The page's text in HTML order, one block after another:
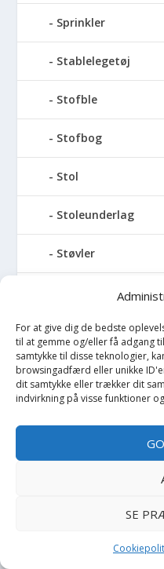
For at give dig de bedste
til at gemme og/eller få adgang
samtykke til disse teknologier,
browsingadfærd eller unikke
dit samtykke eller trækker dit
indvirkning på visse funktioner
SE
Sprinkler
Stablelegetøj
Stofble
Stofbog
Stol
Stoleunderlag
Støvler
Strømpebukser
Strømper
Sutteflaske
Suttekæde
Svømmebræt